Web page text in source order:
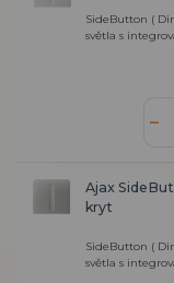
SideButton (
světla s
Ajax
kryt
SideButton (
světla s